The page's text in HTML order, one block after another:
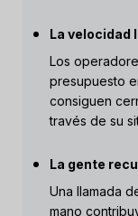
La velocidad
Los
presupuesto
consiguen
través de su
La gente
Una llamada
mano